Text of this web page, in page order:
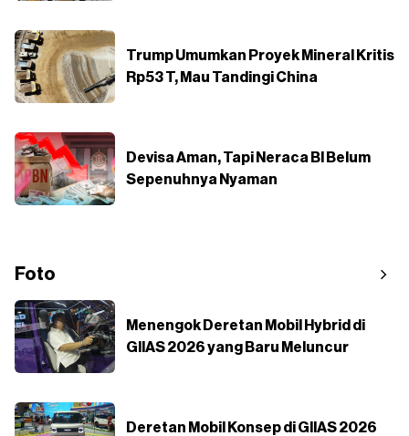
Trump Umumkan Proyek Mineral Kritis
Rp53 T, Mau Tandingi China
Devisa Aman, Tapi Neraca BI Belum
Sepenuhnya Nyaman
Foto
Menengok Deretan Mobil Hybrid di
GIIAS 2026 yang Baru Meluncur
Deretan Mobil Konsep di GIIAS 2026